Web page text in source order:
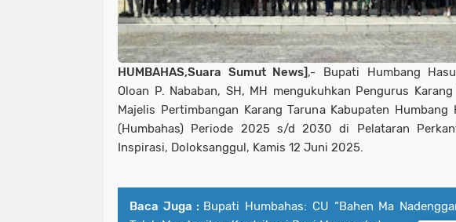
HUMBAHAS,Suara Sumut News],- Bupati Humbang
Oloan P. Nababan, SH, MH mengukuhkan Pengurus
Majelis Pertimbangan Karang Taruna Kabupaten Humbang
(Humbahas) Periode 2025 s/d 2030 di Pelataran
Inspirasi, Doloksanggul, Kamis 12 Juni 2025.
Baca Juga : Bupati Humbahas: CU “Bahen Ma